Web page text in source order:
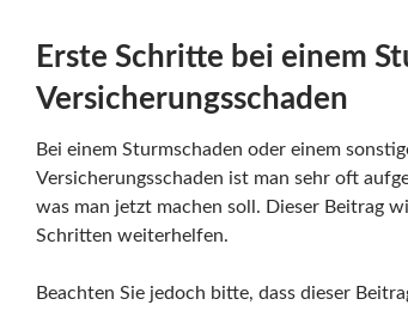
Erste Schritte bei einem
Versicherungsschaden
Bei einem Sturmschaden oder einem
Versicherungsschaden ist man sehr oft
was man jetzt machen soll. Dieser Beitrag
Schritten weiterhelfen.
Beachten Sie jedoch bitte, dass dieser